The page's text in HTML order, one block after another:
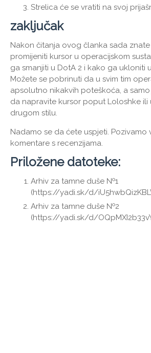
Strelica će se vratiti na svoj
zaključak
Nakon čitanja ovog članka sada
promijeniti kursor u operacijskom
ga smanjiti u DotA 2 i kako ga ukloniti
Možete se pobrinuti da u svim tim
apsolutno nikakvih poteškoća, a
da napravite kursor poput Loloshke ili
drugom stilu.
Nadamo se da ćete uspjeti. Pozivamo
komentare s recenzijama.
Priložene datoteke:
Arhiv za tamne duše №1
(https://yadi.sk/d/
Arhiv za tamne duše №2
(https://yadi.sk/d/